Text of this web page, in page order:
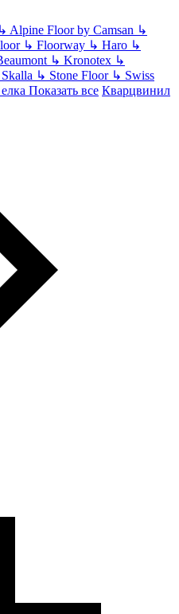
↳ Alpine Floor by Camsan ↳
↳ Floorway ↳ Haro ↳
↳ Kronotex ↳
Skalla ↳ Stone Floor ↳ Swiss
Показать все Кварцвинил